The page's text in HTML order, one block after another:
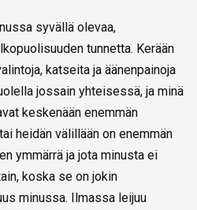
syvällä olevaa,
tunnetta. Kerään
katseita ja äänenpainoja
jossain yhteisessä, ja minä
keskenään enemmän
heidän välillään on enemmän
ymmärrä ja jota minusta ei
koska se on jokin
minussa. Ilmassa leijuu